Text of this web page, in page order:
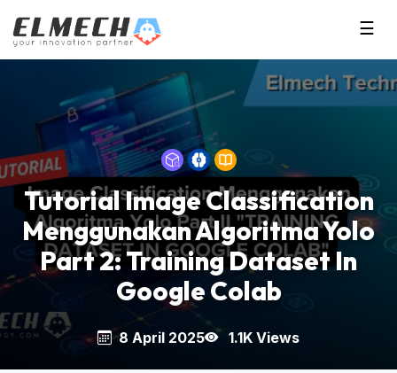
☰
Tutorial Image Classification
Menggunakan Algoritma Yolo
Part 2: Training Dataset In
Google Colab
8 April 2025 1.1K Views